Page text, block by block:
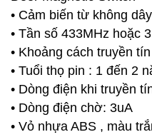
• Cảm biến từ không dây
• Tần số 433MHz hoặc
• Khoảng cách truyền
• Tuổi thọ pin : 1 đến 2
• Dòng điện khi truyền
• Dòng điện chờ: 3uA
• Vỏ nhựa ABS , màu